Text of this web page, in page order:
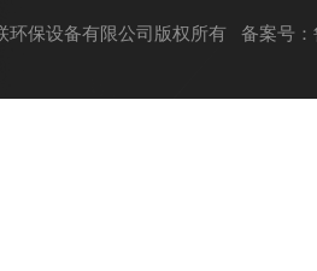
环保设备有限公司版权所有 备案号